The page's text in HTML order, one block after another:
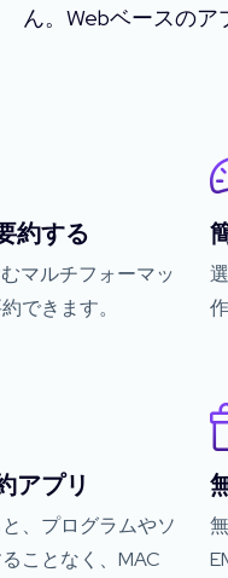
ん。Webベースのア
約する
マルチフォーマッ
できます。
作
アプリ
、プログラムやソ
ことなく、MAC